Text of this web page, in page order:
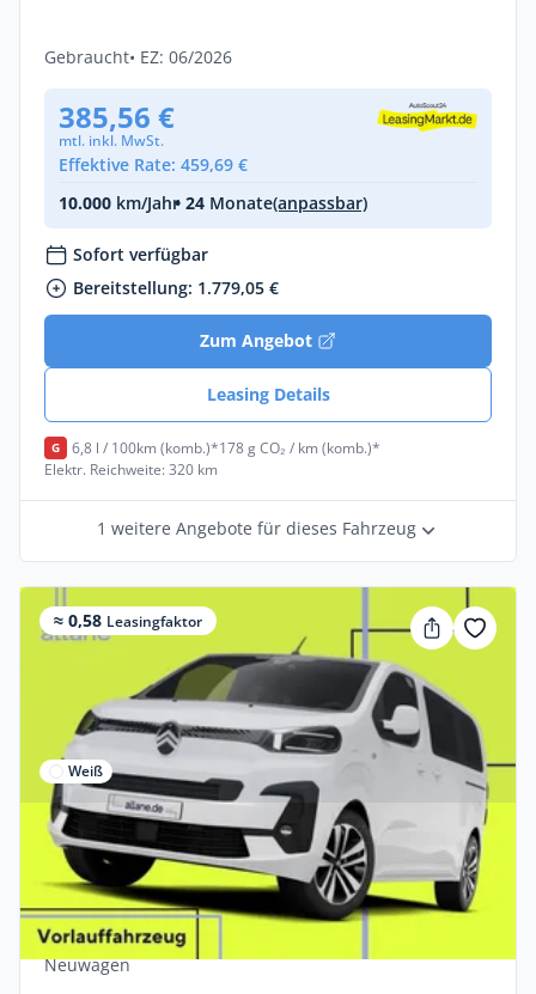
Gebraucht• EZ: 06/2026
385,56 €
mtl. inkl. MwSt.
Effektive Rate: 459,69 €
10.000 km/Jahr• 24 Monate(anpassbar)
Sofort verfügbar
Bereitstellung: 1.779,05 €
Zum Angebot
Leasing Details
G 6,8 l / 100km (komb.)*178 g CO₂ / km (komb.)*
Elektr. Reichweite: 320 km
1 weitere Angebote für dieses Fahrzeug
≈ 0,58 Leasingfaktor
Weiß
Gewerbe & Privat
Citroën SpaceTourer Diesel 180 XL Plus
EAT8
Diesel •Automatik •
Neuwagen